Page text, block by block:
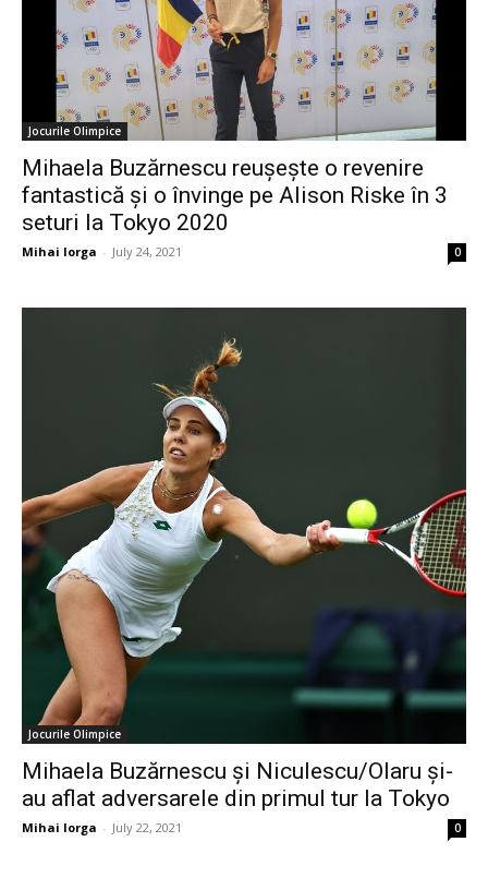
Jocurile Olimpice
Mihaela Buzărnescu reușește o revenire
fantastică și o învinge pe Alison Riske în 3
seturi la Tokyo 2020
Mihai Iorga - July 24, 2021 0
Jocurile Olimpice
Mihaela Buzărnescu și Niculescu/Olaru și-
au aflat adversarele din primul tur la Tokyo
Mihai Iorga - July 22, 2021 0